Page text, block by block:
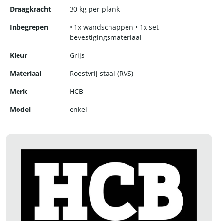
Draagkracht
30 kg per plank
Inbegrepen
• 1x wandschappen • 1x set
bevestigingsmateriaal
Kleur
Grijs
Materiaal
Roestvrij staal (RVS)
Merk
HCB
Model
enkel